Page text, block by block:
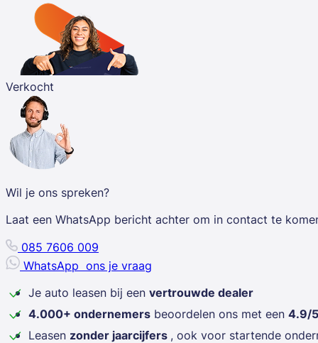
Verkocht
Wil je ons spreken?
Laat een WhatsApp bericht achter om in contact te
085 7606 009
WhatsApp ons je vraag
Je auto leasen bij een vertrouwde dealer
4.000+ ondernemers beoordelen ons met een 4.9/5
Leasen zonder jaarcijfers , ook voor startende